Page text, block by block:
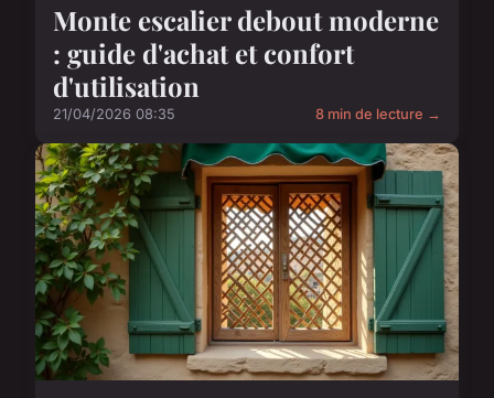
Monte escalier debout moderne
: guide d'achat et confort
d'utilisation
21/04/2026 08:35 8 min de lecture →